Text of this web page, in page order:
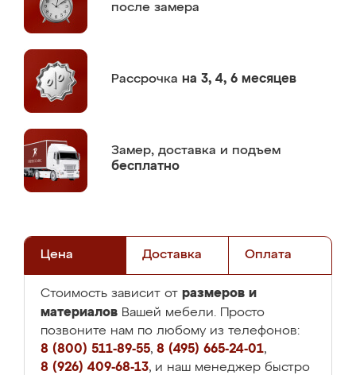
после замера
Рассрочка на 3, 4, 6 месяцев
Замер, доставка и подъем
бесплатно
Цена Доставка Оплата
Стоимость зависит от размеров и
материалов Вашей мебели. Просто
позвоните нам по любому из телефонов:
8 (800) 511-89-55, 8 (495) 665-24-01,
8 (926) 409-68-13, и наш менеджер быстро